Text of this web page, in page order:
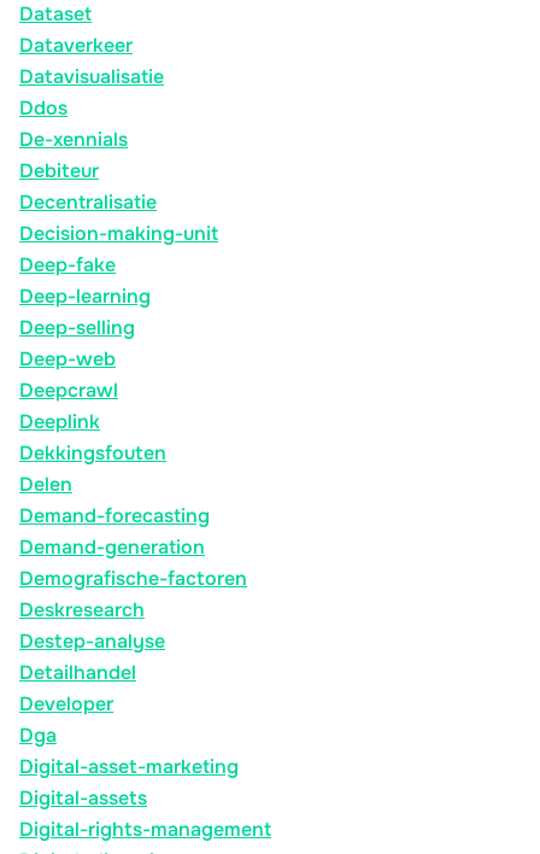
Dataset
Dataverkeer
Datavisualisatie
Ddos
De-xennials
Debiteur
Decentralisatie
Decision-making-unit
Deep-fake
Deep-learning
Deep-selling
Deep-web
Deepcrawl
Deeplink
Dekkingsfouten
Delen
Demand-forecasting
Demand-generation
Demografische-factoren
Deskresearch
Destep-analyse
Detailhandel
Developer
Dga
Digital-asset-marketing
Digital-assets
Digital-rights-management